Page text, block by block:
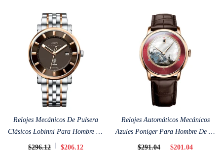
Relojes Mecánicos De Pulsera
Clásicos Lobinni Para Hombre De
42 Mm
$296.12 $206.12
Relojes Automáticos Mecánicos
Azules Poniger Para Hombre De 41
Mm
$291.04 $201.04